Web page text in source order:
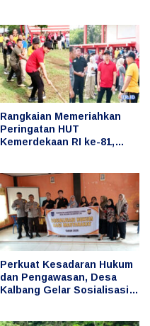
Rangkaian Memeriahkan
Peringatan HUT
Kemerdekaan RI ke-81,
Perkuat Kesadaran Hukum
dan Pengawasan, Desa
Kalbang Gelar Sosialisasi